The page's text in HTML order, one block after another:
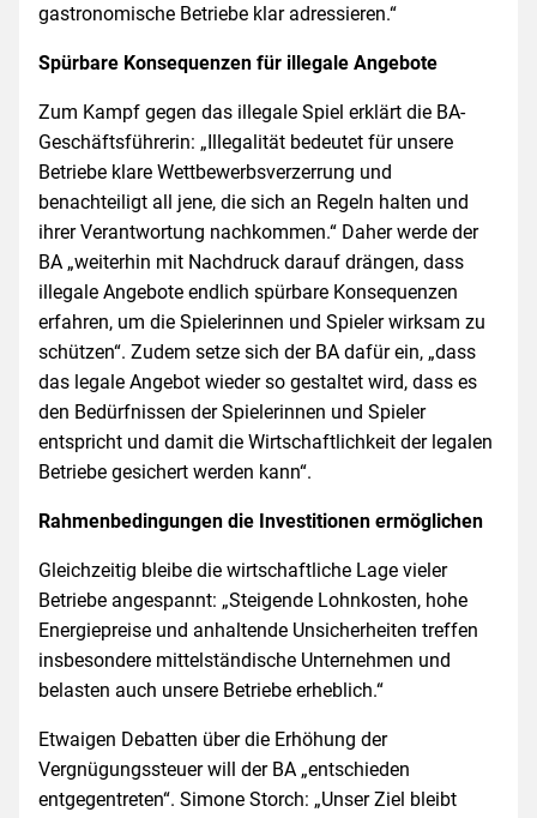
gastronomische Betriebe klar adressieren.“
Spürbare Konsequenzen für illegale Angebote
Zum Kampf gegen das illegale Spiel erklärt die BA-
Geschäftsführerin: „Illegalität bedeutet für unsere
Betriebe klare Wettbewerbsverzerrung und
benachteiligt all jene, die sich an Regeln halten und
ihrer Verantwortung nachkommen.“ Daher werde der
BA „weiterhin mit Nachdruck darauf drängen, dass
illegale Angebote endlich spürbare Konsequenzen
erfahren, um die Spielerinnen und Spieler wirksam zu
schützen“. Zudem setze sich der BA dafür ein, „dass
das legale Angebot wieder so gestaltet wird, dass es
den Bedürfnissen der Spielerinnen und Spieler
entspricht und damit die Wirtschaftlichkeit der legalen
Betriebe gesichert werden kann“.
Rahmenbedingungen die Investitionen ermöglichen
Gleichzeitig bleibe die wirtschaftliche Lage vieler
Betriebe angespannt: „Steigende Lohnkosten, hohe
Energiepreise und anhaltende Unsicherheiten treffen
insbesondere mittelständische Unternehmen und
belasten auch unsere Betriebe erheblich.“
Etwaigen Debatten über die Erhöhung der
Vergnügungssteuer will der BA „entschieden
entgegentreten“. Simone Storch: „Unser Ziel bleibt